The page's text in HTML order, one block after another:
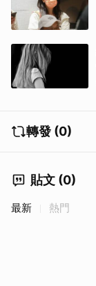
轉發 (0)
貼文 (0)
最新 熱門